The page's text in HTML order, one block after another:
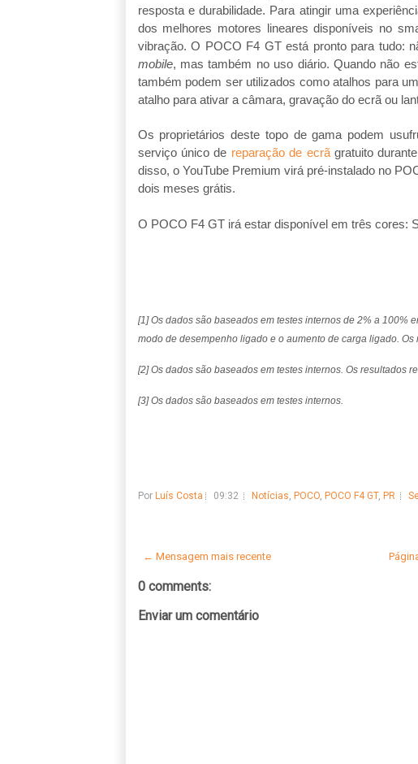
resposta e durabilidade. Para atingir uma
dos melhores motores lineares disponíveis no
vibração. O POCO F4 GT está pronto para tudo:
mobile, mas também no uso diário. Quando não
também podem ser utilizados como atalhos para
atalho para ativar a câmara, gravação do ecrã ou
Os proprietários deste topo de gama podem
serviço único de reparação de ecrãgratuito
disso, o YouTube Premium virá pré-instalado no
dois meses grátis.
O POCO F4 GT irá estar disponível em três cores:
[1] Os dados são baseados em testes internos de 2% a 100%
modo de desempenho ligado e o aumento de carga ligado. Os
[2] Os dados são baseados em testes internos. Os resultados
[3] Os dados são baseados em testes internos.
Por Luís Costa 09:32 Notícias, POCO, POCO F4 GT, PR
← Mensagem mais recente
0 comments:
Enviar um comentário